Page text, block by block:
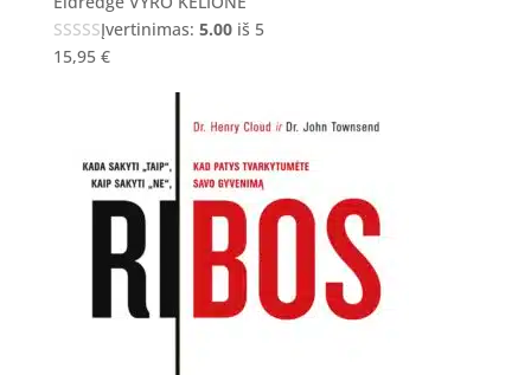
Įvertinimas: 5.00iš 5
15,95 €